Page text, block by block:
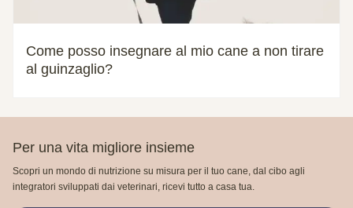
Come posso insegnare al mio cane a non tirare
al guinzaglio?
Per una vita migliore insieme
Scopri un mondo di nutrizione su misura per il tuo cane, dal cibo agli
integratori sviluppati dai veterinari, ricevi tutto a casa tua.